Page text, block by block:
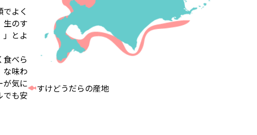
よく
生のす
」とよ
食べら
な味わ
が気に
でも安
すけどうだらの産地